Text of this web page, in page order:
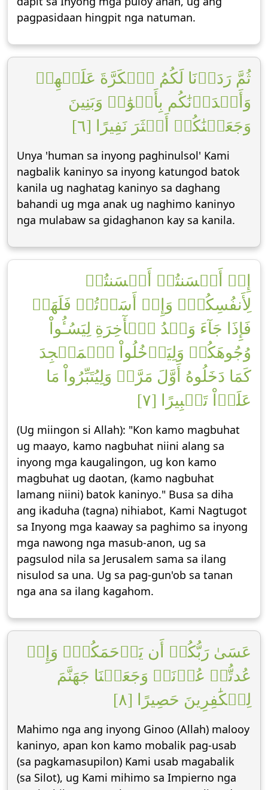
pagpasidaan hingpit nga natuman.
ثُمَّ رَدَدۡنَا لَكُمُ ٱلۡكَرَّةَ عَلَيۡهِمۡ
وَأَمۡدَدۡنَٰكُم بِأَمۡوَٰلٖ وَبَنِينَ
وَجَعَلۡنَٰكُمۡ أَكۡثَرَ نَفِيرًا [٦]
Unya 'human sa inyong paghinulsol' Kami
nagbalik kaninyo sa inyong katungod batok
kanila ug naghatag kaninyo sa daghang
bahandi ug mga anak ug naghimo kaninyo
nga mulabaw sa gidaghanon kay sa kanila.
إِنۡ أَحۡسَنتُمۡ أَحۡسَنتُمۡ
لِأَنفُسِكُمۡۖ وَإِنۡ أَسَأۡتُمۡ فَلَهَاۚ
فَإِذَا جَآءَ وَعۡدُ ٱلۡأٓخِرَةِ لِيَسُـُٔواْ
وُجُوهَكُمۡ وَلِيَدۡخُلُواْ ٱلۡمَسۡجِدَ
كَمَا دَخَلُوهُ أَوَّلَ مَرَّةٖ وَلِيُتَبِّرُواْ مَا
عَلَوۡاْ تَتۡبِيرًا [٧]
(Ug miingon si Allah): "Kon kamo magbuhat
ug maayo, kamo nagbuhat niini alang sa
inyong mga kaugalingon, ug kon kamo
magbuhat ug daotan, (kamo nagbuhat
lamang niini) batok kaninyo." Busa sa diha
ang ikaduha (tagna) nihiabot, Kami Nagtugot
sa Inyong mga kaaway sa paghimo sa inyong
mga nawong nga masub-anon, ug sa
pagsulod nila sa Jerusalem sama sa ilang
nisulod sa una. Ug sa pag-gun'ob sa tanan
nga ana sa ilang kagahom.
عَسَىٰ رَبُّكُمۡ أَن يَرۡحَمَكُمۡۚ وَإِنۡ
عُدتُّمۡ عُدۡنَاۚ وَجَعَلۡنَا جَهَنَّمَ
لِلۡكَٰفِرِينَ حَصِيرًا [٨]
Mahimo nga ang inyong Ginoo (Allah) malooy
kaninyo, apan kon kamo mobalik pag-usab
(sa pagkamasupilon) Kami usab magabalik
(sa Silot), ug Kami mihimo sa Impierno nga